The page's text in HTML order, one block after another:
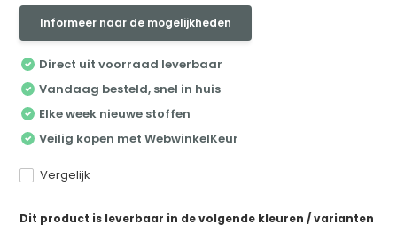
Informeer naar de mogelijkheden
Direct uit voorraad leverbaar
Vandaag besteld, snel in huis
Elke week nieuwe stoffen
Veilig kopen met WebwinkelKeur
Vergelijk
Dit product is leverbaar in de volgende kleuren / varianten